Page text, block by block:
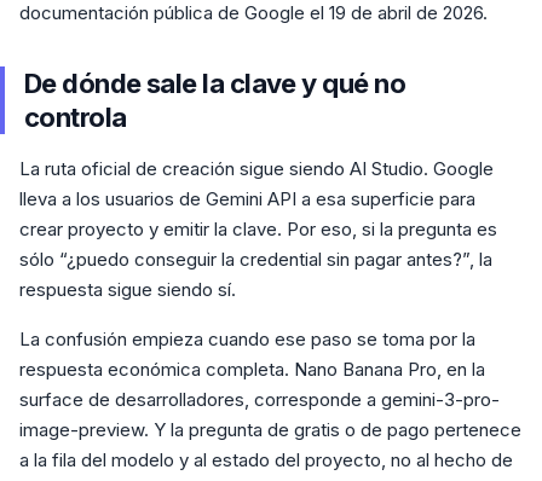
documentación pública de Google el 19 de abril de 2026.
De dónde sale la clave y qué no
controla
La ruta oficial de creación sigue siendo AI Studio. Google
lleva a los usuarios de Gemini API a esa superficie para
crear proyecto y emitir la clave. Por eso, si la pregunta es
sólo “¿puedo conseguir la credential sin pagar antes?”, la
respuesta sigue siendo sí.
La confusión empieza cuando ese paso se toma por la
respuesta económica completa. Nano Banana Pro, en la
surface de desarrolladores, corresponde a gemini-3-pro-
image-preview. Y la pregunta de gratis o de pago pertenece
a la fila del modelo y al estado del proyecto, no al hecho de